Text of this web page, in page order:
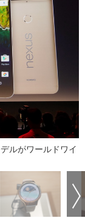
ルがワールドワイ